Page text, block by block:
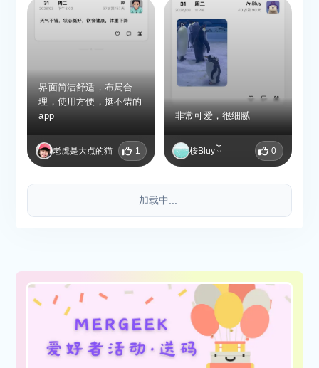
界面简洁舒适，布局合
理，使用方便，挺不错的
app
老虎是大点的猫 1
非常可爱，很细腻
桉Bluy ོ 0
加载中...